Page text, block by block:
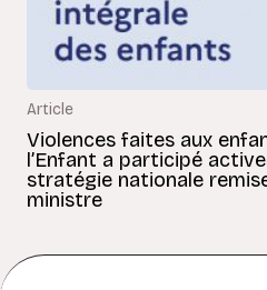
Article
Violences faites aux
l’Enfant a participé
stratégie nationale
ministre